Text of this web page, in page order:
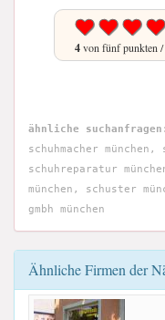
4von fünf punkten /
ähnliche suchanfragen:
schuhmacher
schuhreparatur
münchen, schuster
gmbh münchen
Ähnliche Firmen der